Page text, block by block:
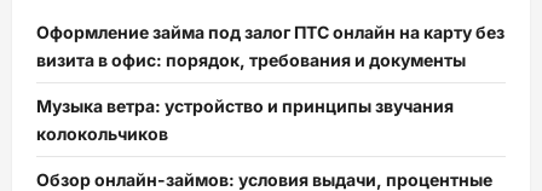
Оформление займа под залог ПТС онлайн на карту без
визита в офис: порядок, требования и документы
Музыка ветра: устройство и принципы звучания
колокольчиков
Обзор онлайн-займов: условия выдачи, процентные